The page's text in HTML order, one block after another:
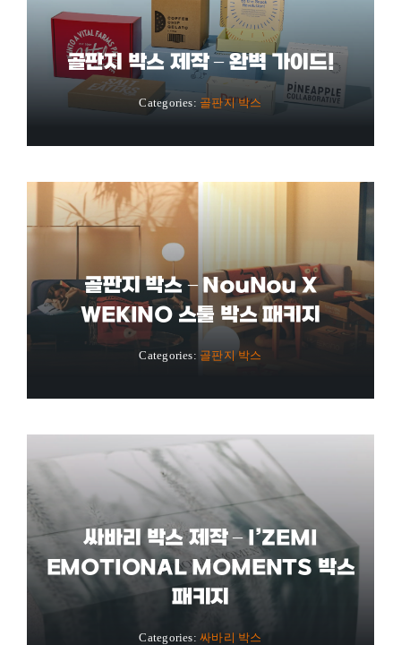
골판지 박스 제작 – 완벽 가이드!
Categories: 골판지 박스
골판지 박스 – NouNou X
WEKINO 스툴 박스 패키지
Categories: 골판지 박스
싸바리 박스 제작 – I’ZEMI
EMOTIONAL MOMENTS 박스
패키지
Categories:싸바리 박스